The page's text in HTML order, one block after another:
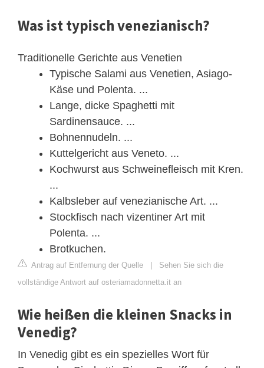
Was ist typisch venezianisch?
Traditionelle Gerichte aus Venetien
Typische Salami aus Venetien, Asiago-
Käse und Polenta. ...
Lange, dicke Spaghetti mit
Sardinensauce. ...
Bohnennudeln. ...
Kuttelgericht aus Veneto. ...
Kochwurst aus Schweinefleisch mit Kren.
...
Kalbsleber auf venezianische Art. ...
Stockfisch nach vizentiner Art mit
Polenta. ...
Brotkuchen.
Antrag auf Entfernung der Quelle | Sehen Sie sich die
vollständige Antwort auf osteriamadonnetta.it an
Wie heißen die kleinen Snacks in
Venedig?
In Venedig gibt es ein spezielles Wort für